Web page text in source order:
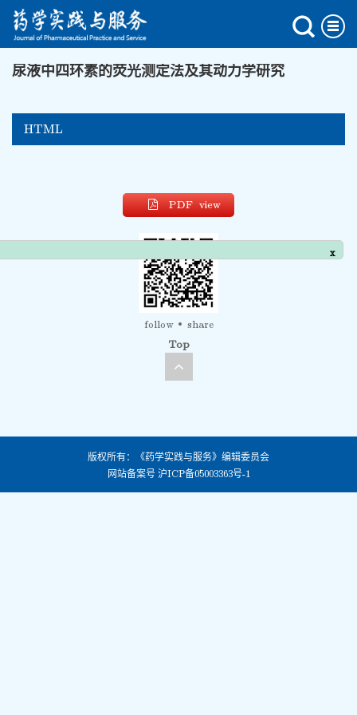
x
尿液中四环素的荧光测定法及其动力学研究
HTML
PDF view
follow share
Top
版权所有：《药学实践与服务》编辑委员会
网站备案号 沪ICP备05003363号-1